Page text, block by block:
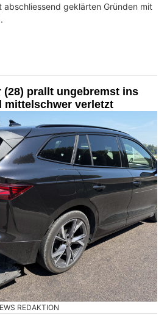
abschliessend geklärten Gründen mit
(28) prallt ungebremst ins
mittelschwer verletzt
REDAKTION